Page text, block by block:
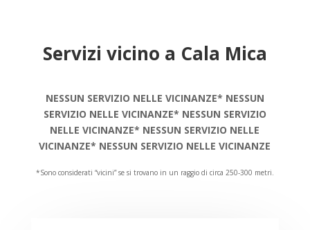
Servizi vicino a Cala Mica
NESSUN SERVIZIO NELLE VICINANZE* NESSUN
SERVIZIO NELLE VICINANZE* NESSUN SERVIZIO
NELLE VICINANZE* NESSUN SERVIZIO NELLE
VICINANZE* NESSUN SERVIZIO NELLE VICINANZE
*Sono considerati “vicini” se si trovano in un raggio di circa 250-300 metri.